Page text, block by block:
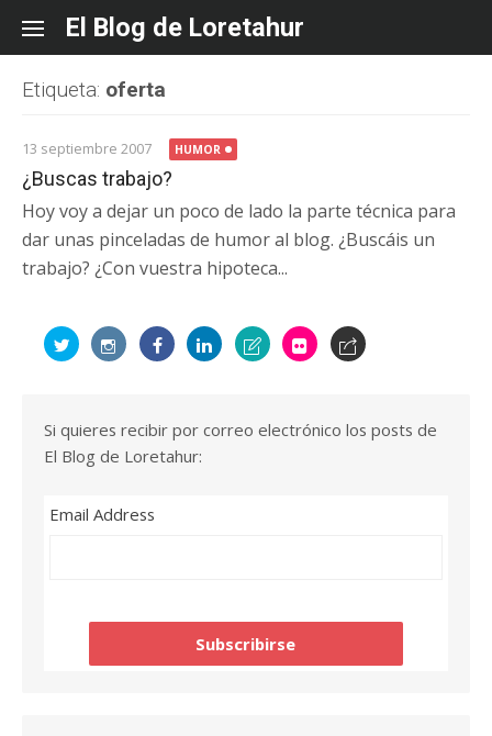
content
El Blog de Loretahur
Etiqueta: oferta
13 septiembre 2007 HUMOR
¿Buscas trabajo?
Hoy voy a dejar un poco de lado la parte técnica para
dar unas pinceladas de humor al blog. ¿Buscáis un
trabajo? ¿Con vuestra hipoteca...
Si quieres recibir por correo electrónico los posts de
El Blog de Loretahur:
Email Address